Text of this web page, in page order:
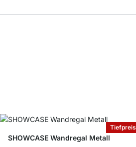
Tiefpreis
SHOWCASE Wandregal Metall